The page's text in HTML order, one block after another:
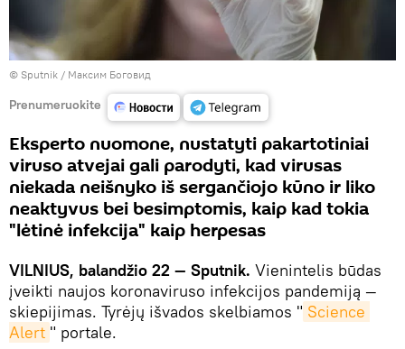
© Sputnik / Максим Боговид
Prenumeruokite
Eksperto nuomone, nustatyti pakartotiniai
viruso atvejai gali parodyti, kad virusas
niekada neišnyko iš sergančiojo kūno ir liko
neaktyvus bei besimptomis, kaip kad tokia
"lėtinė infekcija" kaip herpesas
VILNIUS, balandžio 22 — Sputnik. Vienintelis būdas
įveikti naujos koronaviruso infekcijos pandemiją —
skiepijimas. Tyrėjų išvados skelbiamos " Science
Alert " portale.